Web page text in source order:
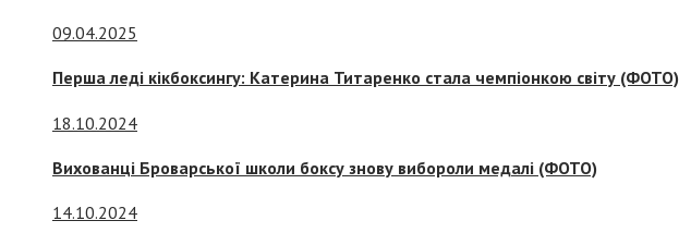
09.04.2025
Перша леді кікбоксингу: Катерина Титаренко стала чемпіонкою світу (ФОТО)
18.10.2024
Вихованці Броварської школи боксу знову вибороли медалі (ФОТО)
14.10.2024